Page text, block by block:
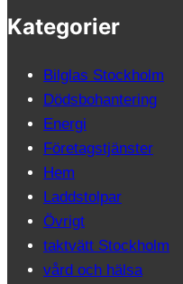
Kategorier
Bilglas Stockholm
Dödsbohantering
Energi
Företagstjänster
Hem
Laddstolpar
Övrigt
taktvätt Stockholm
vård och hälsa